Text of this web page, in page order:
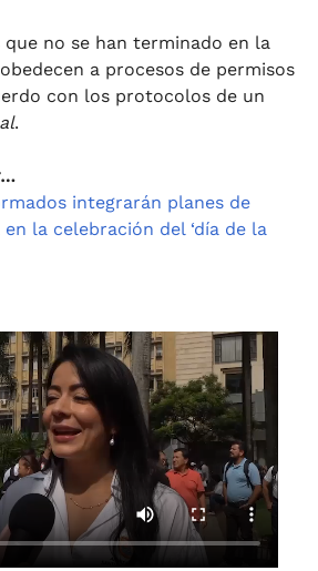
no se han terminado en la
a procesos de permisos
con los protocolos de un
.
integrarán planes de
la celebración del ‘día de la